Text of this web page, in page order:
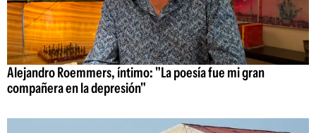
Alejandro Roemmers, íntimo: "La poesía fue mi gran
compañera en la depresión"